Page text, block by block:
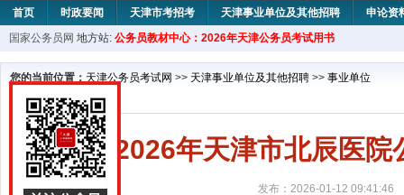
首页 时政要闻 天津市考招考 天津事业单位及其他招聘 申论资
教材中心
国家公务员网 地方站: 公务员教材中心：2026年天津公务员考试用书
您的当前位置： 天津公务员考试网 >> 天津事业单位及其他招聘 >> 事业单位
2026年天津市北辰医
发布：2026-01-12 09:41:46